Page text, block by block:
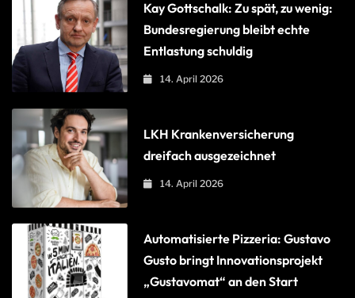
Kay Gottschalk: Zu spät, zu wenig:
Bundesregierung bleibt echte
Entlastung schuldig
14. April 2026
LKH Krankenversicherung
dreifach ausgezeichnet
14. April 2026
Automatisierte Pizzeria: Gustavo
Gusto bringt Innovationsprojekt
„Gustavomat“ an den Start